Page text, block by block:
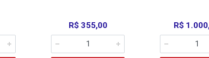
R$ 355,00 R$